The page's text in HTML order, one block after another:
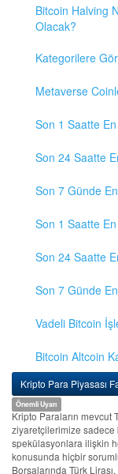
Bitcoin Halving
Olacak?
Kategorilere
Metaverse
Son 1 Saatte
Son 24 Saatte
Son 7 Günde
Son 1 Saatte
Son 24 Saatte
Son 7 Günde
Vadeli Bitcoin
Bitcoin Altcoin
Kripto Para Piyasası
Önemli Uyarı
Kripto Paraların mevcut
ziyaretçilerimize
spekülasyonlara ilişkin
konusunda hiçbir
Borsalarında Türk